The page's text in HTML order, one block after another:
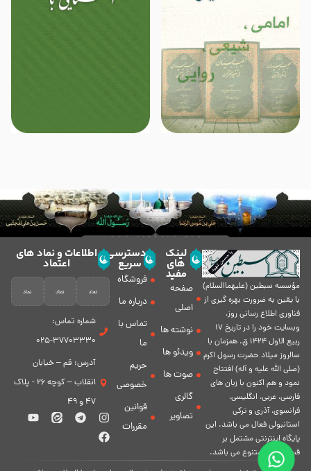
مؤسسه سبطين (عليهماالسلام)
با يقين به ضرورت بهره گیرى از
فناورى اطلاع رسانى روز،
وبسایت خود را در تاريخ 17
ربيع الاول 1424 ق. همزمان با
سالروز ميلاد حضرت رسول اكرم
(صلی الله علیه و آله) افتتاح
نمود و هم اكنون با زبان های
فارسی، عربى، انگلیسی،
فرانسوی، آذری و ترکی
استانبولی فعال مى باشد. اين
پايگاه اينترنتى مشتمل بر
قسمت هاى متنوع مى باشد.
لینک
های
مفید
صفحه
اصلی
نوشته ها
ویدئو ها
صوت ها
گالری
تصاویر
دسترسی
سریع
فروشگاه
درباره ما
تماس با
ما
حریم
خصوصی
قوانین
مقررات
اطلاعات و نماد های
اعتماد
شماره تماس:
37703330-025
آدرس: قم – خیابان
انقلاب – کوچه 26 - پلاک
47 و 49